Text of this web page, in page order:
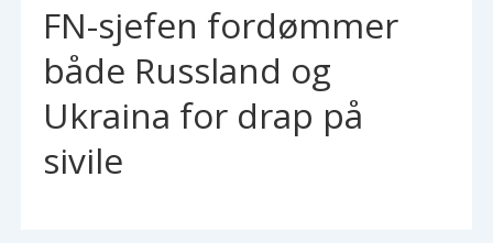
FN-sjefen fordømmer
både Russland og
Ukraina for drap på
sivile